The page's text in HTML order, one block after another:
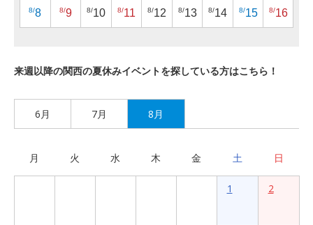
8/8 8/9 8/10 8/11 8/12 8/13 8/14 8/15 8/16
来週以降の関西の夏休みイベントを探している方はこちら！
6月 7月 8月
月 火 水 木 金 土 日
1 2